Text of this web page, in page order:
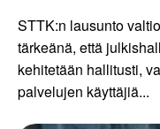
STTK:n lausunto
tärkeänä, että
kehitetään hallitusti,
palvelujen käyttäjiä...